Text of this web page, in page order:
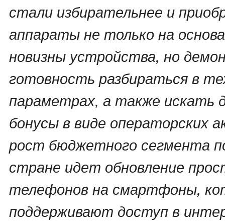
стали избирательнее и
аппараты не только на
новизны устройства, но
готовность разбираться в
параметрах, а также искать
бонусы в виде операторских
рост бюджетного сегмента
стране идет обновление
телефонов на смартфоны,
поддерживают доступ в